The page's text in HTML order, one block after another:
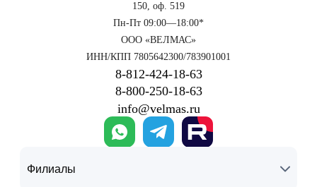
150, оф. 519
Пн-Пт 09:00—18:00*
ООО «ВЕЛМАС»
ИНН/КПП 7805642300/783901001
8‑812‑424‑18‑63
8‑800‑250‑18‑63
info@velmas.ru
Филиалы